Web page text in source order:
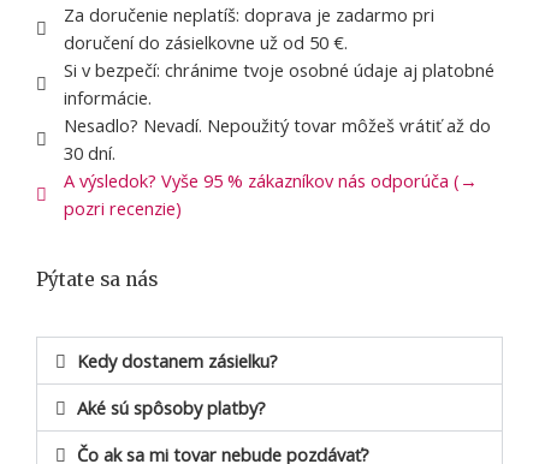
Za doručenie neplatíš: doprava je zadarmo pri
doručení do zásielkovne už od 50 €.
Si v bezpečí: chránime tvoje osobné údaje aj platobné
informácie.
Nesadlo? Nevadí. Nepoužitý tovar môžeš vrátiť až do
30 dní.
A výsledok? Vyše 95 % zákazníkov nás odporúča (→
pozri recenzie)
Pýtate sa nás
Kedy dostanem zásielku?
Aké sú spôsoby platby?
Čo ak sa mi tovar nebude pozdávať?